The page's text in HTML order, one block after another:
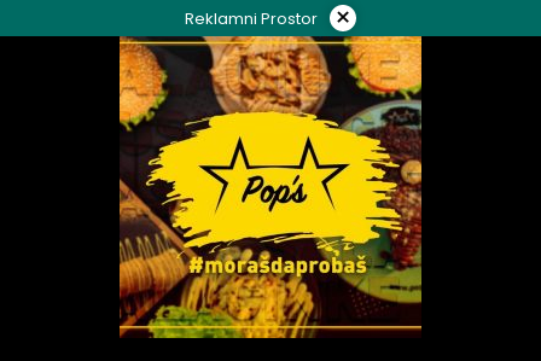
to
Reklamni Prostor ×